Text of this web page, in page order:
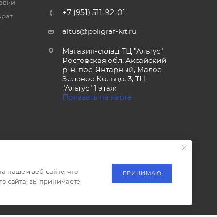
+7 (951) 511-92-01
altus@poligraf-kit.ru
Магазин-склад ТЦ "Альтус"
Ростовская обл, Аксайский
р-н, пос. Янтарный, Малое
Зеленое Кольцо, 3, ТЦ
"Альтус" 1 этаж
Показать на карте
нашем веб-сайте, что
сайта, вы принимаете
ПРИНИМАЮ